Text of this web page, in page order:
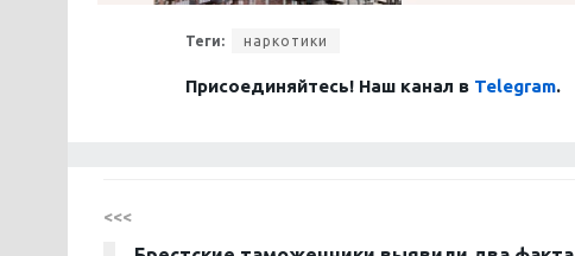
Теги: наркотики
Присоединяйтесь! Наш канал в Telegram.
<<<